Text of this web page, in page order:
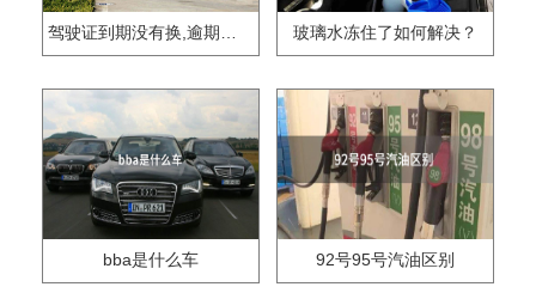
驾驶证到期没有换,逾期怎么办?? 玻璃水冻住了如何解决？
bba是什么车 92号95号汽油区别